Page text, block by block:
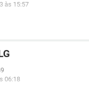
às 15:57
06:18